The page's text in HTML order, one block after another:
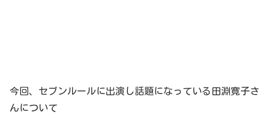
今回、セブンルールに出演し話題になっている田淵寛子さ
んについて